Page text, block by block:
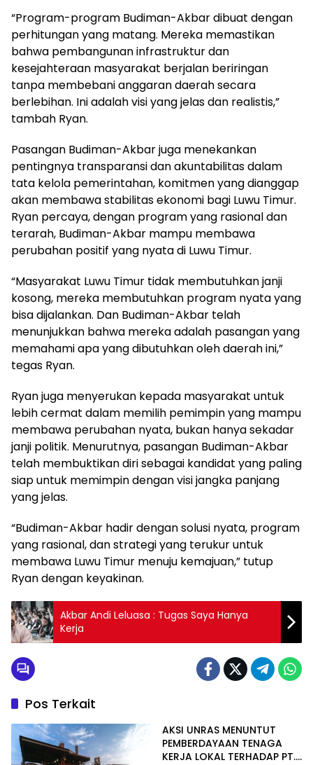
“Program-program Budiman-Akbar dibuat dengan
perhitungan yang matang. Mereka memastikan
bahwa pembangunan infrastruktur dan
kesejahteraan masyarakat berjalan beriringan
tanpa membebani anggaran daerah secara
berlebihan. Ini adalah visi yang jelas dan realistis,”
tambah Ryan.
Pasangan Budiman-Akbar juga menekankan
pentingnya transparansi dan akuntabilitas dalam
tata kelola pemerintahan, komitmen yang dianggap
akan membawa stabilitas ekonomi bagi Luwu Timur.
Ryan percaya, dengan program yang rasional dan
terarah, Budiman-Akbar mampu membawa
perubahan positif yang nyata di Luwu Timur.
“Masyarakat Luwu Timur tidak membutuhkan janji
kosong, mereka membutuhkan program nyata yang
bisa dijalankan. Dan Budiman-Akbar telah
menunjukkan bahwa mereka adalah pasangan yang
memahami apa yang dibutuhkan oleh daerah ini,”
tegas Ryan.
Ryan juga menyerukan kepada masyarakat untuk
lebih cermat dalam memilih pemimpin yang mampu
membawa perubahan nyata, bukan hanya sekadar
janji politik. Menurutnya, pasangan Budiman-Akbar
telah membuktikan diri sebagai kandidat yang paling
siap untuk memimpin dengan visi jangka panjang
yang jelas.
“Budiman-Akbar hadir dengan solusi nyata, program
yang rasional, dan strategi yang terukur untuk
membawa Luwu Timur menuju kemajuan,” tutup
Ryan dengan keyakinan.
Akbar Andi Leluasa : Tugas Saya Hanya
Kerja
Pos Terkait
AKSI UNRAS MENUNTUT
PEMBERDAYAAN TENAGA
KERJA LOKAL TERHADAP PT.